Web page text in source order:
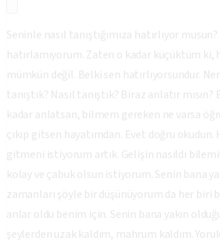
Seninle nasıl tanıştığımıza hatırlıyor
hatırlamıyorum. Zaten o kadar küçüktüm ki,
mümkün değil. Belki sen hatırlıyorsundur.
tanıştık? Nasıl tanıştık? Biraz anlatır mısın?
kadar anlatsan, bilmem gereken ne varsa
çıkıp gitsen hayatımdan. Evet doğru okudun.
gitmeni istiyorum artık. Gelişin nasıldı
kolay ve çabuk olsun istiyorum. Senin bana
zamanları şöyle bir düşünüyorum da her biri
anlar oldu benim için. Senin bana yakın
şeylerden uzak kaldım, mahrum kaldım.